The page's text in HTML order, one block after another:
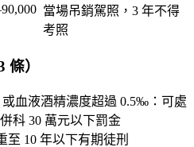
當場吊銷駕照，3 年不得
考照
）
或血液酒精濃度超過 0.5‰ ：可處
科 30 萬元以下罰金
至 10 年以下有期徒刑